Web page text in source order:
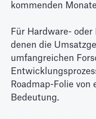
kommenden
Für Hardware-
denen die
umfangreichen
Roadmap-Folie von
Bedeutung.